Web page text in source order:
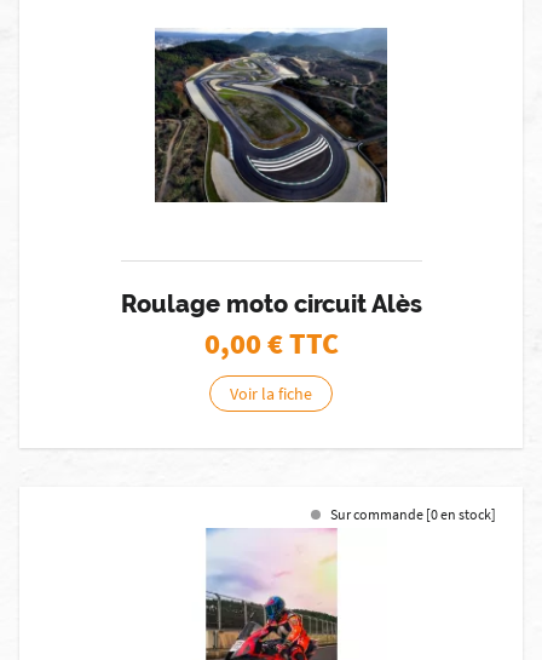
Roulage moto circuit Alès
0,00€ TTC
Voir la fiche
Sur commande [0 en stock]